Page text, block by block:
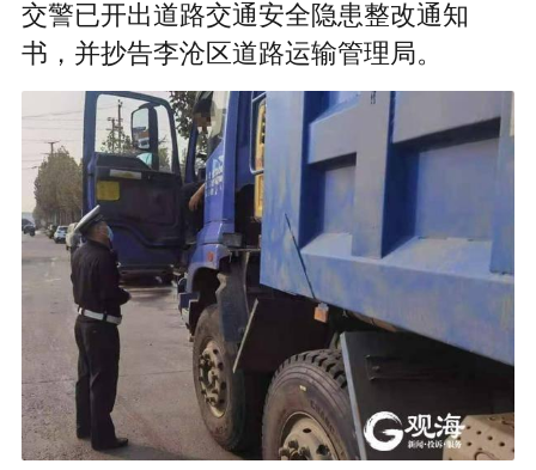
交警已开出道路交通安全隐患整改通知
书，并抄告李沧区道路运输管理局。